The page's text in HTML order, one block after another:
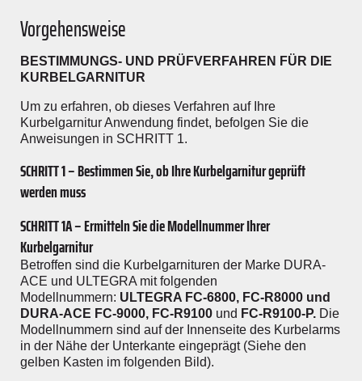
Vorgehensweise
BESTIMMUNGS- UND PRÜFVERFAHREN FÜR DIE
KURBELGARNITUR
Um zu erfahren, ob dieses Verfahren auf Ihre
Kurbelgarnitur Anwendung findet, befolgen Sie die
Anweisungen in SCHRITT 1.
SCHRITT 1 – Bestimmen Sie, ob Ihre Kurbelgarnitur geprüft
werden muss
SCHRITT 1A – Ermitteln Sie die Modellnummer Ihrer
Kurbelgarnitur
Betroffen sind die Kurbelgarnituren der Marke DURA-
ACE und ULTEGRA mit folgenden
Modellnummern: ULTEGRA FC-6800, FC-R8000 und
DURA-ACE FC-9000, FC-R9100 und FC-R9100-P. Die
Modellnummern sind auf der Innenseite des Kurbelarms
in der Nähe der Unterkante eingeprägt (Siehe den
gelben Kasten im folgenden Bild).